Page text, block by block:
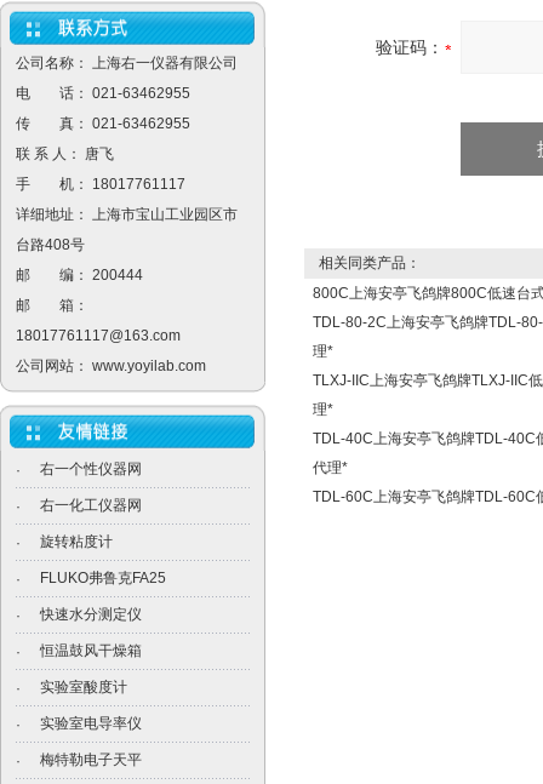
公司名称： 上海右一仪器有限公司
电 话： 021-63462955
传 真： 021-63462955
联 系 人： 唐飞
手 机： 18017761117
详细地址： 上海市宝山工业园区市
台路408号
邮 编： 200444
邮 箱：
18017761117@163.com
公司网站： www.yoyilab.com
· 右一个性仪器网
· 右一化工仪器网
· 旋转粘度计
· FLUKO弗鲁克FA25
· 快速水分测定仪
· 恒温鼓风干燥箱
· 实验室酸度计
· 实验室电导率仪
· 梅特勒电子天平
验证码：
相关同类产品：
800C上海安亭飞鸽牌800C低速台
TDL-80-2C上海安亭飞鸽牌TDL-
理*
TLXJ-IIC上海安亭飞鸽牌TLXJ-IIC
理*
TDL-40C上海安亭飞鸽牌TDL-40C
代理*
TDL-60C上海安亭飞鸽牌TDL-60C